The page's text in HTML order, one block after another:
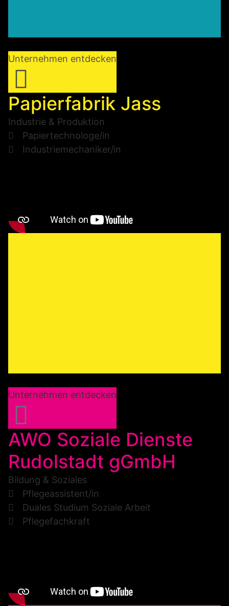
Unternehmen entdecken
Papierfabrik Jass
Industrie & Produktion
Papiertechnologe/in
Industriemechaniker/in
Unternehmen entdecken
AWO Soziale Dienste
Rudolstadt gGmbH
Bildung & Soziales
Pflegeassistent/in
Duales Studium Soziale Arbeit
Pflegefachkraft